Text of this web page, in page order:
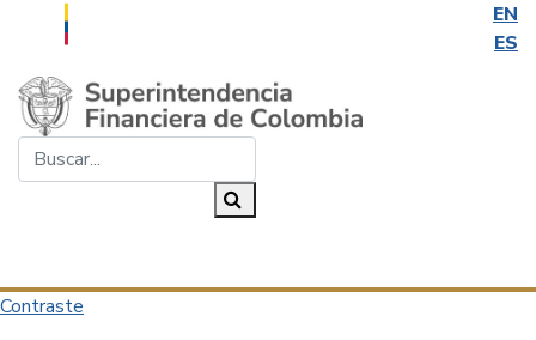
EN
ES
Saltar al contenido principal
Contraste